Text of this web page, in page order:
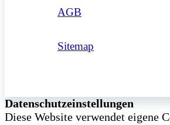
AGB
Sitemap
Datenschutzeinstellungen
Diese Website verwendet eigene